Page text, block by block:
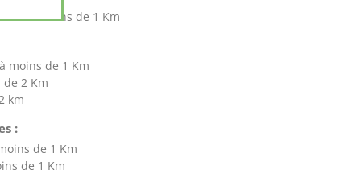
à moins de 1 Km
moins de 1 Km
2 Km
km
:
de 1 Km
de 1 Km